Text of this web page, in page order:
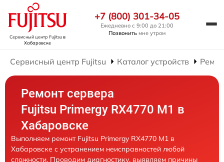
Сервисный центр Fujitsuв
Хабаровске
+7 (800) 301-34-05
Ежедневно с 9:00 до 21:00
Позвонить мне утром
Сервисный центр Fujitsu Каталог устройств
Ремонт сервера
Fujitsu Primergy RX4770 M1 в
Хабаровске
Выполняем ремонт Fujitsu Primergy RX4770 M1 в
Хабаровске с устранением неисправностей любой
сложности. Проводим диагностику, выявляем причины